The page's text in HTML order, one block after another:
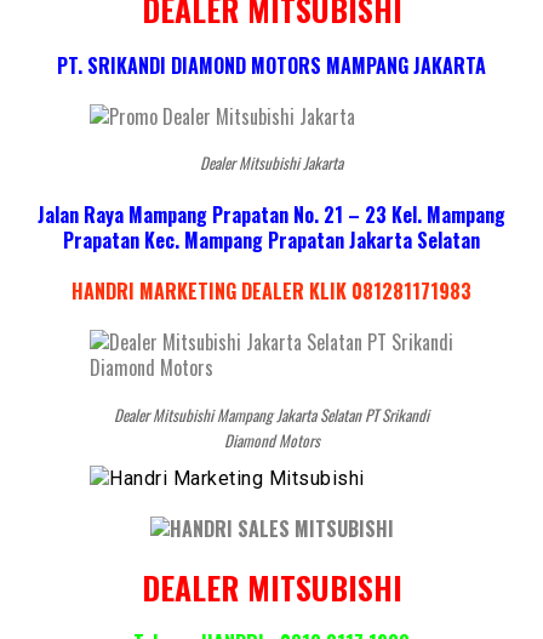
PT. SRIKANDI DIAMOND MOTORS MAMPANG JAKARTA
Dealer Mitsubishi Jakarta
Jalan Raya Mampang Prapatan No. 21 – 23 Kel. Mampang
Prapatan Kec. Mampang Prapatan Jakarta Selatan
HANDRI MARKETING DEALER KLIK 081281171983
Dealer Mitsubishi Mampang Jakarta Selatan PT Srikandi
Diamond Motors
DEALER MITSUBISHI